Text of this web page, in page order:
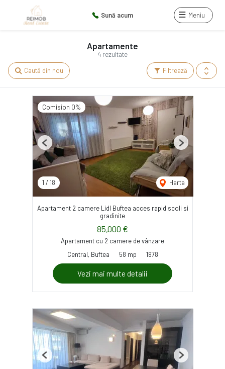
Sună acum Meniu
4 rezultate
Apartamente
Filtrează
Caută din nou
Comision 0%
1 / 18 Harta
Previous Next
Apartament 2 camere Lidl Buftea acces rapid scoli si
gradinite
85,000 €
Apartament cu 2 camere de vânzare
Central, Buftea
58 mp 1978
Vezi mai multe detalii
Previous Next